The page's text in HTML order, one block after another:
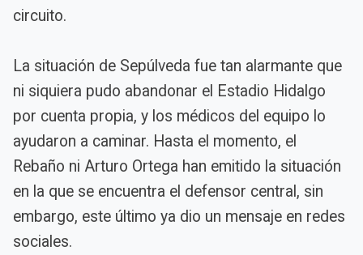
circuito.
La situación de Sepúlveda fue tan alarmante que
ni siquiera pudo abandonar el Estadio Hidalgo
por cuenta propia, y los médicos del equipo lo
ayudaron a caminar. Hasta el momento, el
Rebaño ni Arturo Ortega han emitido la situación
en la que se encuentra el defensor central, sin
embargo, este último ya dio un mensaje en redes
sociales.